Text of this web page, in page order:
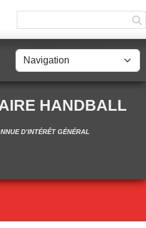
HANDBALL
D'INTÉRÊT GÉNÉRAL